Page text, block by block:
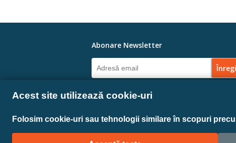
Acest site utilizează cookie-uri
Folosim cookie-uri sau tehnologii similare în scopuri
Abonare Newsletter